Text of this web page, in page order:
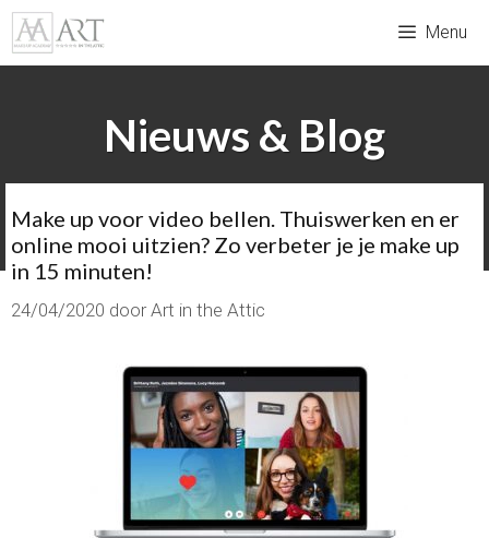
Ga
naar
de
Menu
Nieuws & Blog
Make up voor video bellen. Thuiswerken en er
online mooi uitzien? Zo verbeter je je make up
in 15 minuten!
24/04/2020 doorArt in the Attic